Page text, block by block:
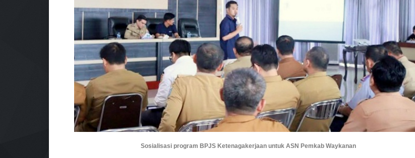
Sosialisasi program BPJS Ketenagakerjaan untuk ASN Pemkab Waykanan